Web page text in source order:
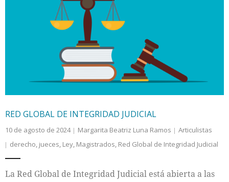
RED GLOBAL DE INTEGRIDAD JUDICIAL
10 de agosto de 2024 Margarita Beatriz Luna Ramos
Articulistas
derecho, jueces, Ley, Magistrados, Red Global de Integridad Judicial
La Red Global de Integridad Judicial está abierta a las